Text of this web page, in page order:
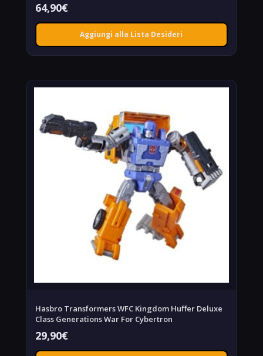
64,90€
Aggiungi alla Lista Desideri
Hasbro Transformers WFC Kingdom Huffer Deluxe
Class Generations War For Cybertron
29,90€